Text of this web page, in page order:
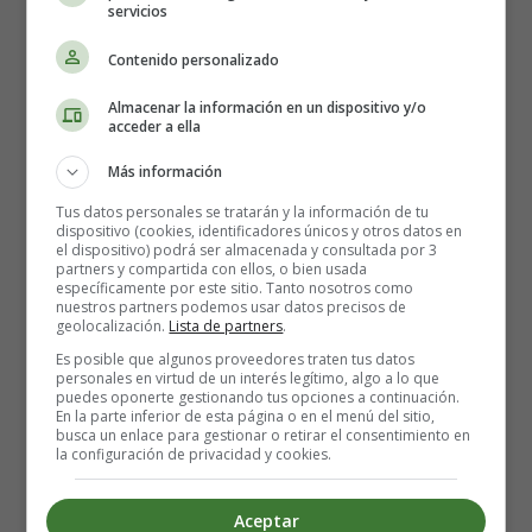
Cómo hacer hamburguesas de
pescado con mayonesa de
limón - Recetas Caseras
Los ingredientes que necesitas:
4 filetes de bacalao
100 gramos de harina común
2 huevos, ligeramente batidos
150 gramos de pan rallado seco
80 ml de mayonesa light
1/2 limón, solo ralladura
2 cucharadas de alcaparras picadas
2 cucharadas de eneldo fresco
3 cucharadas de aceite vegetal, para freír
servicios
Contenido personalizado
Almacenar la información en un dispositivo y/o
acceder a ella
Más información
Tus datos personales se tratarán y la información de tu
dispositivo (cookies, identificadores únicos y otros datos en
el dispositivo) podrá ser almacenada y consultada por 3
partners y compartida con ellos, o bien usada
específicamente por este sitio. Tanto nosotros como
nuestros partners podemos usar datos precisos de
geolocalización. Lista de partners.
Es posible que algunos proveedores traten tus datos
personales en virtud de un interés legítimo, algo a lo que
puedes oponerte gestionando tus opciones a continuación.
En la parte inferior de esta página o en el menú del sitio,
busca un enlace para gestionar o retirar el consentimiento en
la configuración de privacidad y cookies.
Aceptar